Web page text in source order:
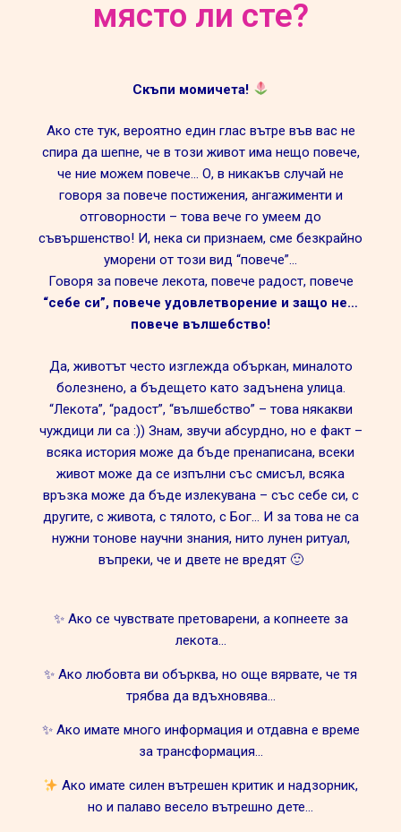
място ли сте?
Скъпи момичета!
Ако сте тук, вероятно един глас вътре във вас не
спира да шепне, че в този живот има нещо повече,
че ние можем повече… О, в никакъв случай не
говоря за повече постижения, ангажименти и
отговорности – това вече го умеем до
съвършенство! И, нека си признаем, сме безкрайно
уморени от този вид “повече”…
Говоря за повече лекота, повече радост, повече
“себе си”, повече удовлетворение и защо не…
повече вълшебство!
Да, животът често изглежда объркан, миналото
болезнено, а бъдещето като задънена улица.
“Лекота”, “радост”, “вълшебство” – това някакви
чуждици ли са :)) Знам, звучи абсурдно, но е факт –
всяка история може да бъде пренаписана, всеки
живот може да се изпълни със смисъл, всяка
връзка може да бъде излекувана – със себе си, с
другите, с живота, с тялото, с Бог… И за това не са
нужни тонове научни знания, нито лунен ритуал,
въпреки, че и двете не вредят 🙂
✨ Ако се чувствате претоварени, а копнеете за
лекота…
✨ Ако любовта ви обърква, но още вярвате, че тя
трябва да вдъхновява…
✨ Ако имате много информация и отдавна е време
за трансформация…
Ако имате силен вътрешен критик и надзорник,
но и палаво весело вътрешно дете...